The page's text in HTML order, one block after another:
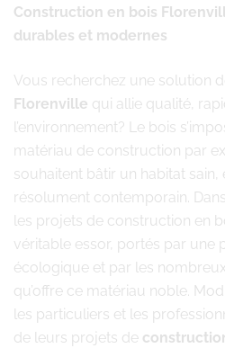
Construction en bois
durables et modernes
Vous recherchez une solution
Florenville qui allie qualité,
l’environnement? Le bois
matériau de construction par
souhaitent bâtir un habitat
résolument contemporain.
les projets de construction en
véritable essor, portés par une
écologique et par les
qu’offre ce matériau noble.
les particuliers et les
de leurs projets de